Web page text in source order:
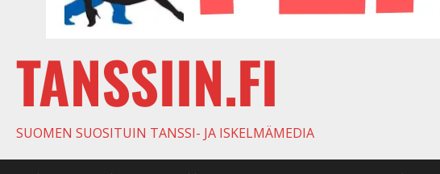
TANSSIIN.FI
SUOMEN SUOSITUIN TANSSI- JA ISKELMÄMEDIA